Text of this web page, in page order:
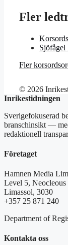
Fler
Sjöfågel
Fler
© 2026
Inrikestidningen
Sverigefokuserad
branschinsikt —
redaktionell
Företaget
Hamnen Media
Level 5,
Limassol, 3030
+357 25 871 240
Department of
Kontakta oss